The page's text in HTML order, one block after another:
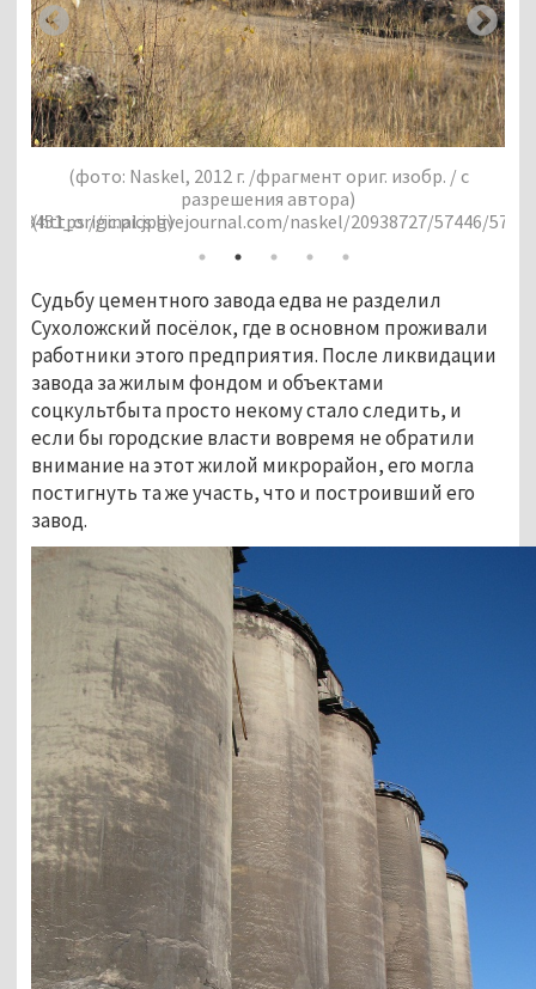
изобр. / с
57446/57446_original.jpg)
(фото: Naskel, 2012 г. /фрагмент ориг.
разрешения автора)
(https://ic.pics.livejournal.com/naskel/
Судьбу цементного завода едва не разделил
Сухоложский посёлок, где в основном проживали
работники этого предприятия. После ликвидации
завода за жилым фондом и объектами
соцкультбыта просто некому стало следить, и
если бы городские власти вовремя не обратили
внимание на этот жилой микрорайон, его могла
постигнуть та же участь, что и построивший его
завод.